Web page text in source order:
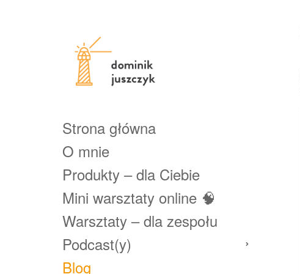
Strona główna
O mnie
Produkty – dla Ciebie
Mini warsztaty online 🧠
Warsztaty – dla zespołu
Podcast(y)
Blog